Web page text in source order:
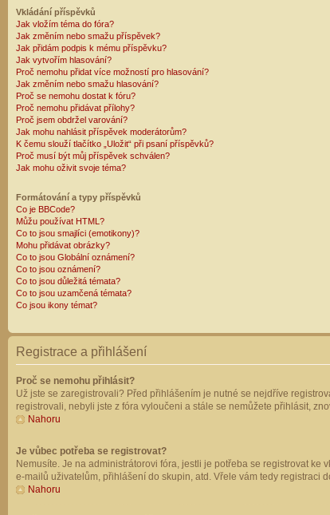
Vkládání příspěvků
Jak vložím téma do fóra?
Jak změním nebo smažu příspěvek?
Jak přidám podpis k mému příspěvku?
Jak vytvořím hlasování?
Proč nemohu přidat více možností pro hlasování?
Jak změním nebo smažu hlasování?
Proč se nemohu dostat k fóru?
Proč nemohu přidávat přílohy?
Proč jsem obdržel varování?
Jak mohu nahlásit příspěvek moderátorům?
K čemu slouží tlačítko „Uložit“ při psaní příspěvků?
Proč musí být můj příspěvek schválen?
Jak mohu oživit svoje téma?
Formátování a typy příspěvků
Co je BBCode?
Můžu používat HTML?
Co to jsou smajlíci (emotikony)?
Mohu přidávat obrázky?
Co to jsou Globální oznámení?
Co to jsou oznámení?
Co to jsou důležitá témata?
Co to jsou uzamčená témata?
Co jsou ikony témat?
Registrace a přihlášení
Proč se nemohu přihlásit?
Už jste se zaregistrovali? Před přihlášením je nutné se nejdříve
registrovali, nebyli jste z fóra vyloučeni a stále se nemůžete přihlásit,
Nahoru
Je vůbec potřeba se registrovat?
Nemusíte. Je na administrátorovi fóra, jestli je potřeba se registrovat
e-mailů uživatelům, přihlášení do skupin, atd. Vřele vám tedy registraci
Nahoru